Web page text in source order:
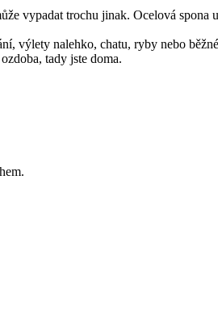
vypadat trochu jinak. Ocelová spona
výlety nalehko, chatu, ryby nebo
tady jste doma.